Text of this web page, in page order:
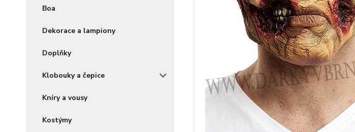
Boa
Dekorace a lampiony
Doplňky
Klobouky a čepice
Kníry a vousy
Kostýmy